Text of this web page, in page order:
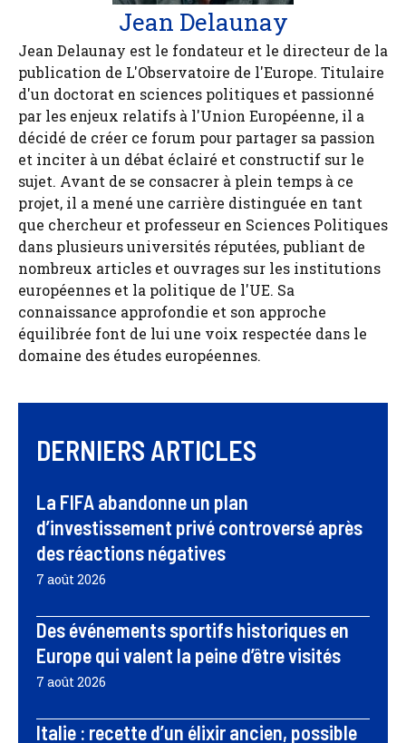
Jean Delaunay
Jean Delaunay est le fondateur et le directeur de la
publication de L'Observatoire de l'Europe. Titulaire
d'un doctorat en sciences politiques et passionné
par les enjeux relatifs à l'Union Européenne, il a
décidé de créer ce forum pour partager sa passion
et inciter à un débat éclairé et constructif sur le
sujet. Avant de se consacrer à plein temps à ce
projet, il a mené une carrière distinguée en tant
que chercheur et professeur en Sciences Politiques
dans plusieurs universités réputées, publiant de
nombreux articles et ouvrages sur les institutions
européennes et la politique de l'UE. Sa
connaissance approfondie et son approche
équilibrée font de lui une voix respectée dans le
domaine des études européennes.
DERNIERS ARTICLES
La FIFA abandonne un plan
d’investissement privé controversé après
des réactions négatives
7 août 2026
Des événements sportifs historiques en
Europe qui valent la peine d’être visités
7 août 2026
Italie : recette d’un élixir ancien, possible